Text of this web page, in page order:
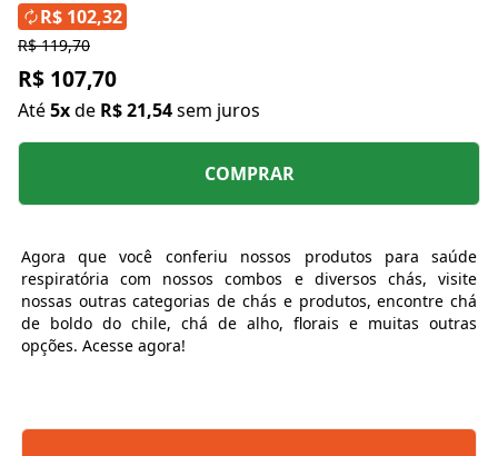
R$ 119,70
R$ 107,70
Até5xde R$ 21,54sem juros
R$ 102,32
COMPRAR
Agora que você conferiu nossos produtos para saúde
respiratória com nossos combos e diversos chás, visite
nossas outras categorias de chás e produtos, encontre chá
de boldo do chile, chá de alho, florais e muitas outras
opções. Acesse agora!